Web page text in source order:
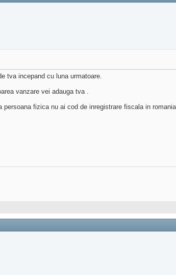
tva incepand cu luna urmatoare.
vanzare vei adauga tva .
fizica nu ai cod de inregistrare fiscala in